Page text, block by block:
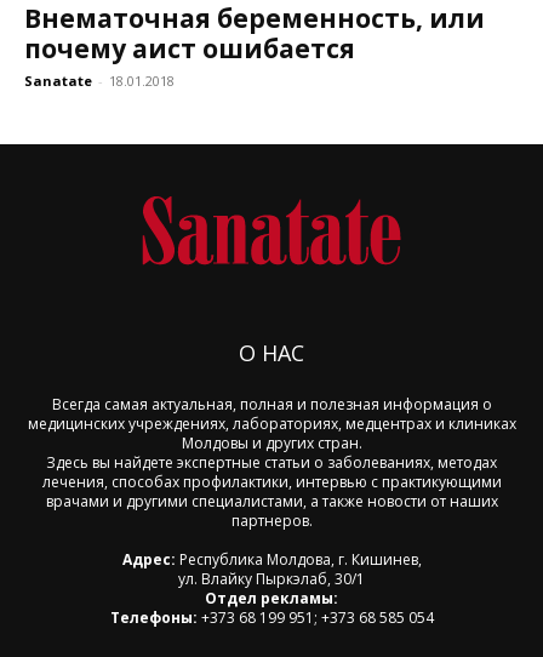
Внематочная беременность, или
почему аист ошибается
Sanatate - 18.01.2018
О НАС
Всегда самая актуальная, полная и полезная информация о
медицинских учреждениях, лабораториях, медцентрах и клиниках
Молдовы и других стран.
Здесь вы найдете экспертные статьи о заболеваниях, методах
лечения, способах профилактики, интервью с практикующими
врачами и другими специалистами, а также новости от наших
партнеров.
Адрес: Республика Молдова, г. Кишинев,
ул. Влайку Пыркэлаб, 30/1
Отдел рекламы:
Телефоны: +373 68 199 951; +373 68 585 054